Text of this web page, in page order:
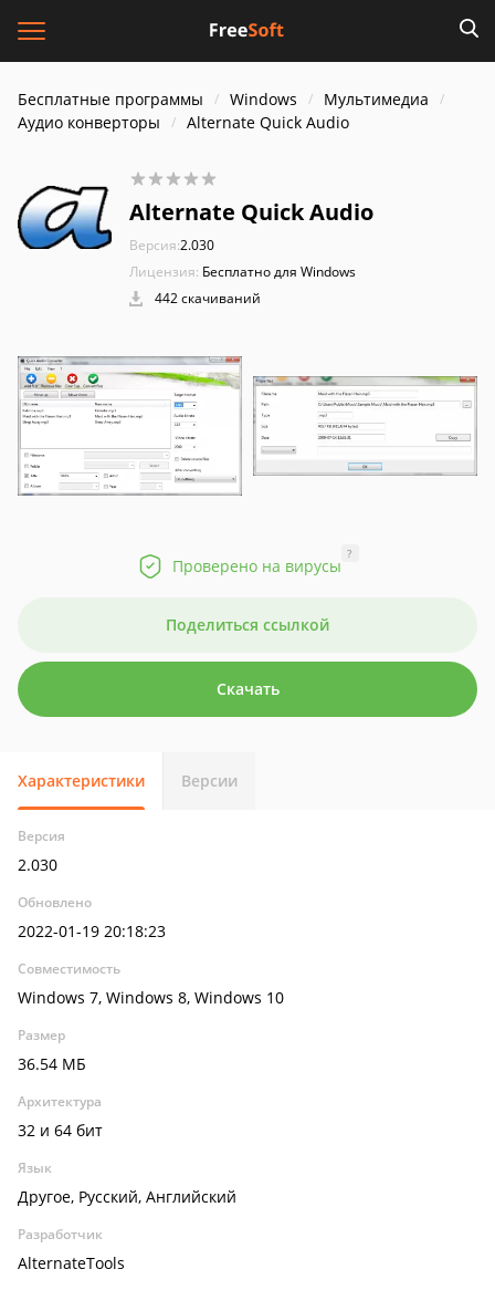
Бесплатные программы Windows
Мультимедиа
Аудио конверторы
Alternate Quick Audio
Alternate Quick Audio
Версия:2.030
Лицензия: Бесплатно для Windows
442 скачиваний
Проверено на вирусы
?
Поделиться ссылкой
Скачать
Характеристики Версии
Версия
2.030
Обновлено
2022-01-19 20:18:23
Совместимость
Windows 7, Windows 8, Windows 10
Размер
36.54 МБ
Архитектура
32 и 64 бит
Язык
Другое, Русский, Английский
Разработчик
AlternateTools